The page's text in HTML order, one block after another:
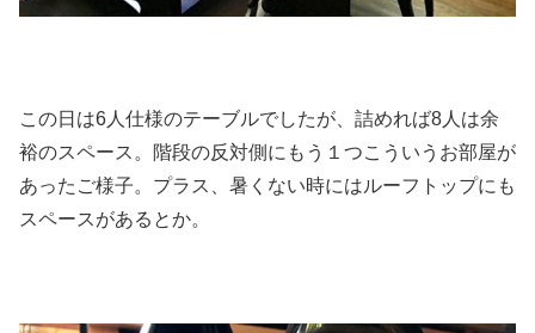
この日は6人仕様のテーブルでしたが、詰めれば8人は余
裕のスペース。階段の反対側にもう１つこういうお部屋が
あったご様子。プラス、暑くない時にはルーフトップにも
スペースがあるとか。